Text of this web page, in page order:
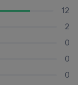
12
2
0
0
0